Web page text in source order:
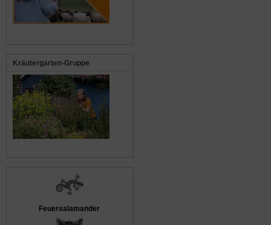
Kräutergarten-Gruppe
Feuersalamander